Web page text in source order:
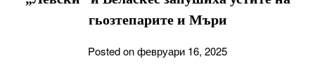
гьозтепарите и Мъри
Posted on февруари 16, 2025